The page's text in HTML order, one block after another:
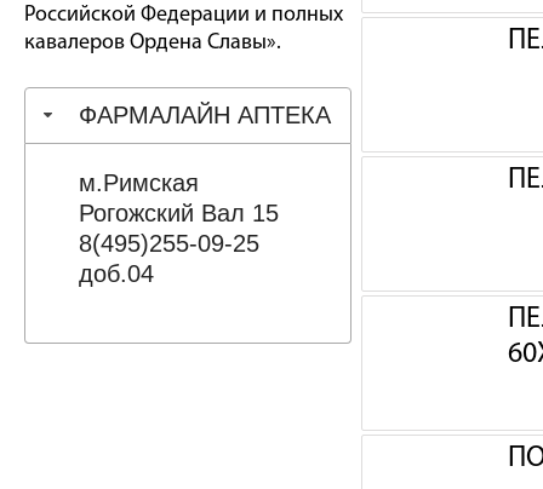
Российской Федерации и полных
кавалеров Ордена Славы».
ФАРМАЛАЙН АПТЕКА
м.Римская
Рогожский Вал 15
8(495)255-09-25
доб.04